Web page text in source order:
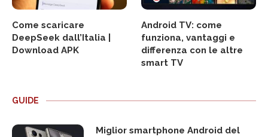
Come scaricare
DeepSeek dall’Italia |
Download APK
Android TV: come
funziona, vantaggi e
differenza con le altre
smart TV
GUIDE
Miglior smartphone Android del